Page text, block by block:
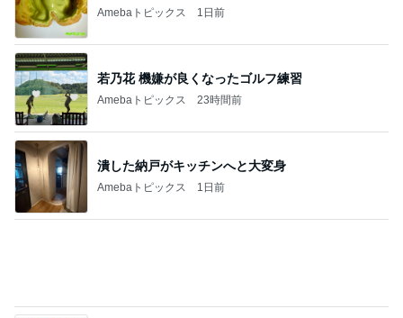
Amebaトピックス 1日前
若乃花 機嫌が良くなったゴルフ練習
Amebaトピックス 23時間前
潰した納戸がキッチンへと大変身
Amebaトピックス 1日前